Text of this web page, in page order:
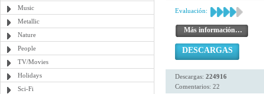
Music
Metallic
Nature
People
TV/Movies
Holidays
Sci-Fi
Evaluación:
Más información…
DESCARGAS
Descargas: 224916
Comentarios: 22